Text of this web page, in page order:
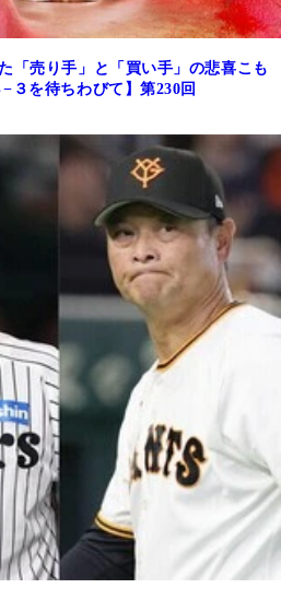
「売り手」と「買い手」の悲喜こも
３を待ちわびて】第230回